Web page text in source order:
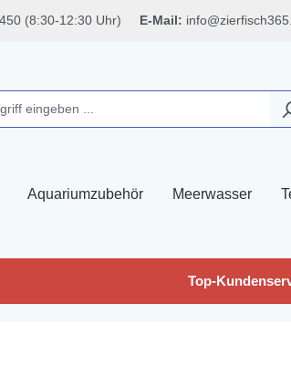
(8:30-12:30 Uhr) E-Mail:
Aquariumzubehör Meerwasser
Top-